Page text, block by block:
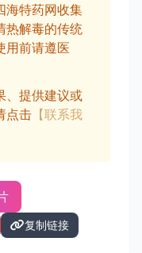
海特药网收集
热解毒的传统
用前请遵医
、提供建议或
点击 【联系我
复制链接